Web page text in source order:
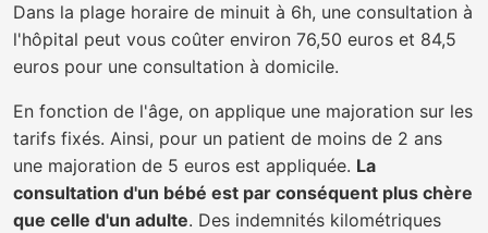
Dans la plage horaire de minuit à 6h, une consultation à
l'hôpital peut vous coûter environ 76,50 euros et 84,5
euros pour une consultation à domicile.
En fonction de l'âge, on applique une majoration sur les
tarifs fixés. Ainsi, pour un patient de moins de 2 ans
une majoration de 5 euros est appliquée. La
consultation d'un bébé est par conséquent plus chère
que celle d'un adulte. Des indemnités kilométriques